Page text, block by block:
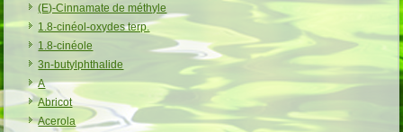
(E)-Cinnamate de méthyle
1.8-cinéol-oxydes terp.
1.8-cinéole
3n-butylphthalide
A
Abricot
Acerola